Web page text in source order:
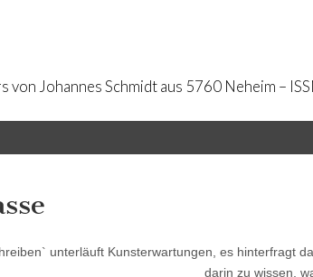
Johannes Schmidt aus 5760 Neheim –
unterläuft Kunsterwartungen, es hinterfragt
darin zu wissen,